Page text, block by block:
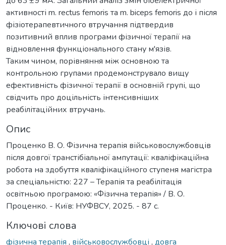
активності m. rectus femoris та m. biceps femoris до і після
фізіотерапевтичного втручання підтвердив
позитивний вплив програми фізичної терапії на
відновлення функціонального стану м'язів.
Таким чином, порівняння між основною та
контрольною групами продемонструвало вищу
ефективність фізичної терапії в основній групі, що
свідчить про доцільність інтенсивніших
реабілітаційних втручань.
Опис
Проценко В. О. Фізична терапія військовослужбовців
після довгої транстібіальної ампутації: кваліфікаційна
робота на здобуття кваліфікаційного ступеня магістра
за спеціальністю: 227 – Терапія та реабілітація
освітньою програмою: «Фізична терапія» / В. О.
Проценко. - Київ: НУФВСУ, 2025. - 87 с.
Ключові слова
фізична терапія , військовослужбовці , довга